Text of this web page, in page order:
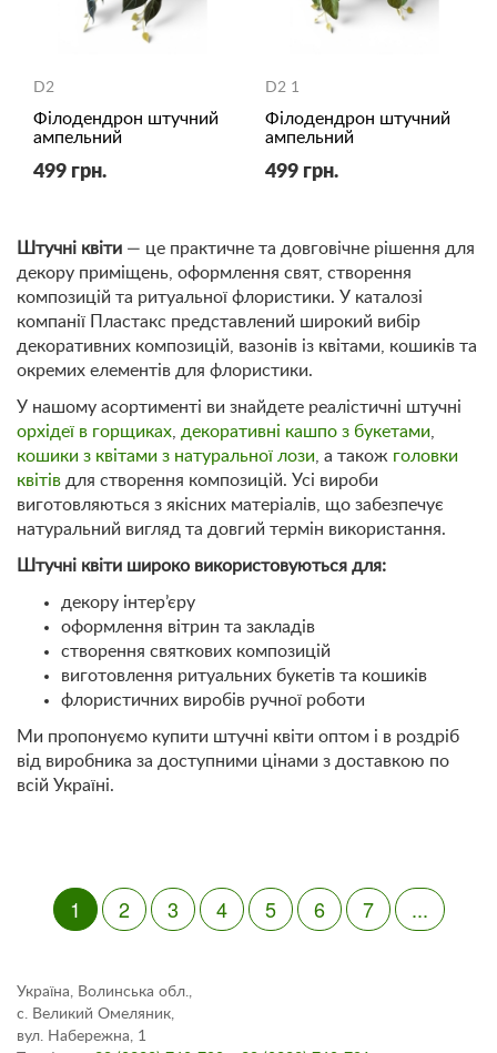
D2
Філодендрон штучний
ампельний
499 грн.
D2 1
Філодендрон штучний
ампельний
499 грн.
Штучні квіти — це практичне та довговічне рішення для
декору приміщень, оформлення свят, створення
композицій та ритуальної флористики. У каталозі
компанії Пластакс представлений широкий вибір
декоративних композицій, вазонів із квітами, кошиків та
окремих елементів для флористики.
У нашому асортименті ви знайдете реалістичні штучні
орхідеї в горщиках декоративні кашпо з букетами
кошики з квітами з натуральної лози , а також головки
квітів для створення композицій. Усі вироби
виготовляються з якісних матеріалів, що забезпечує
натуральний вигляд та довгий термін використання.
Штучні квіти широко використовуються для:
декору інтер’єру
оформлення вітрин та закладів
створення святкових композицій
виготовлення ритуальних букетів та кошиків
флористичних виробів ручної роботи
Ми пропонуємо купити штучні квіти оптом і в роздріб
від виробника за доступними цінами з доставкою по
всій Україні.
1 2 3 4 5 6 7 ...
Україна, Волинська обл.,
с. Великий Омеляник,
вул. Набережна, 1